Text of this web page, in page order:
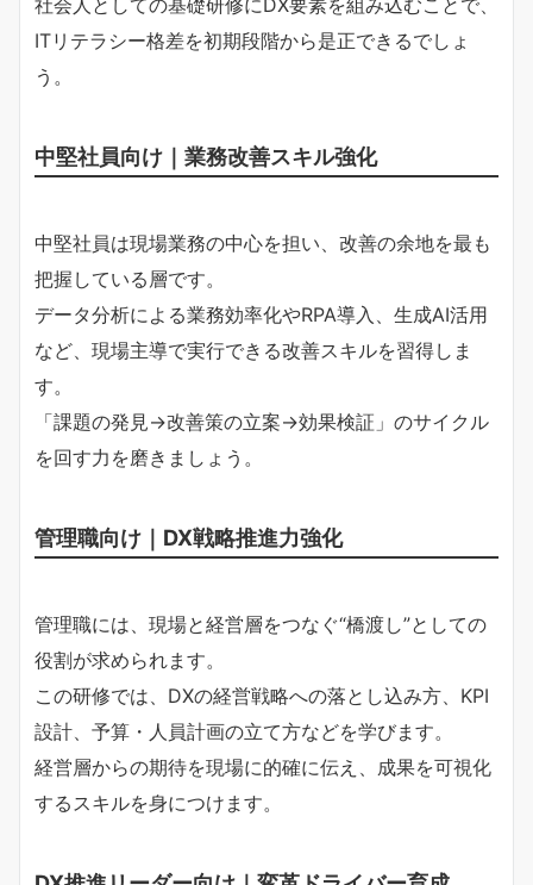
ITリテラシー格差を初期段階から是正できるでしょ
う。
中堅社員向け｜業務改善スキル強化
中堅社員は現場業務の中心を担い、改善の余地を最も
把握している層です。
データ分析による業務効率化やRPA導入、生成AI活用
など、現場主導で実行できる改善スキルを習得しま
す。
「課題の発見→改善策の立案→効果検証」のサイクル
を回す力を磨きましょう。
管理職向け｜DX戦略推進力強化
管理職には、現場と経営層をつなぐ“橋渡し”としての
役割が求められます。
この研修では、DXの経営戦略への落とし込み方、KPI
設計、予算・人員計画の立て方などを学びます。
経営層からの期待を現場に的確に伝え、成果を可視化
するスキルを身につけます。